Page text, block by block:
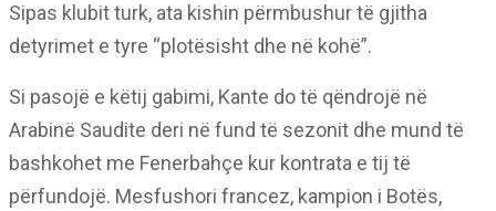
Sipas klubit turk, ata kishin përmbushur të gjitha
detyrimet e tyre “plotësisht dhe në kohë”.
Si pasojë e këtij gabimi, Kante do të qëndrojë në
Arabinë Saudite deri në fund të sezonit dhe mund të
bashkohet me Fenerbahçe kur kontrata e tij të
përfundojë. Mesfushori francez, kampion i Botës,